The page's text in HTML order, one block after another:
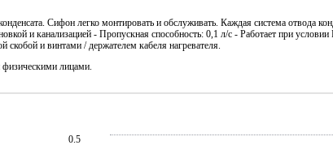
Сифон легко монтировать и обслуживать. Каждая система отвода
и канализацией - Пропускная способность: 0,1 л/с - Работает при
и винтами / держателем кабеля нагревателя.
лицами.
0.5